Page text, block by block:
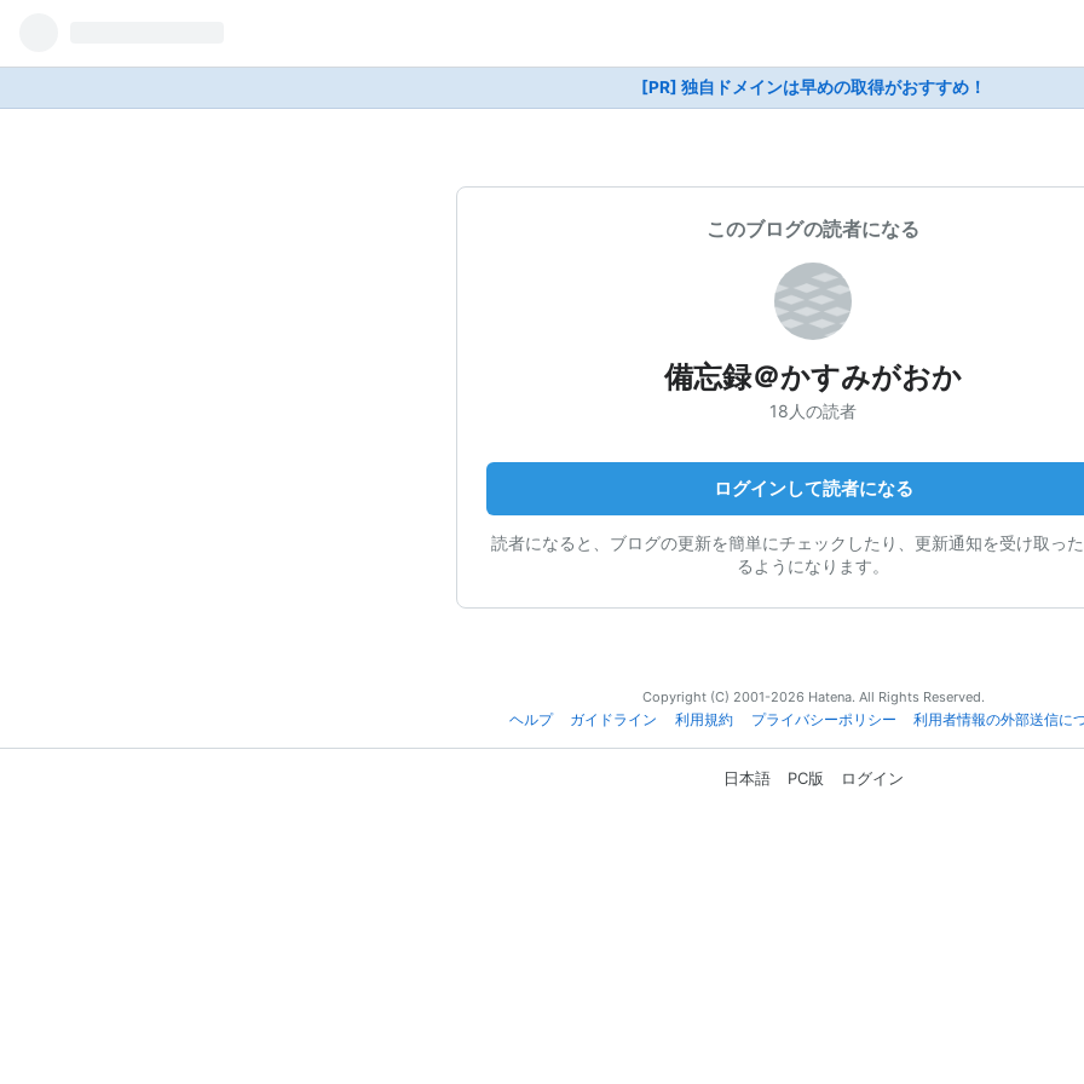
[PR] 独自ドメインは早めの取得がおすすめ！
このブログの読者になる
備忘録＠かすみがおか
18人の読者
ログインして読者になる
読者になると、ブログの更新を簡単にチェックしたり、更新通知を受け取っ
るようになります。
Copyright (C) 2001-2026 Hatena. All Rights Reserved.
ヘルプ
ガイドライン 利用規約 プライバシーポリシー 利用者情報の外部送信に
日本語 PC版 ログイン